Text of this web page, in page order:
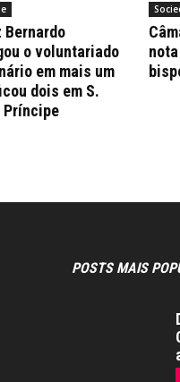
Bernardo
o voluntariado
em mais um
dois em S.
Príncipe
POSTS MAIS